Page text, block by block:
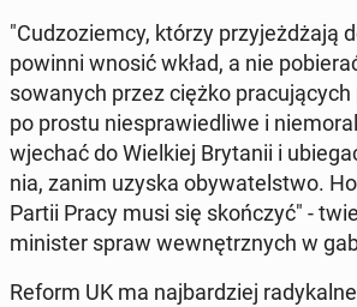
"Cu­dzo­ziem­cy, którzy przy­jeż­dża­ją
powinni wnosić wkład, a nie
so­wa­nych przez ciężko
po prostu nie­spra­wie­dli­we i
wjechać do Wiel­kiej Bry­ta­nii i
nia, zanim uzyska oby­wa­tel­stwo.
Partii Pracy musi się skoń­czyć" -
mi­ni­ster spraw we­wnętrz­nych w
Reform UK ma naj­bar­dziej